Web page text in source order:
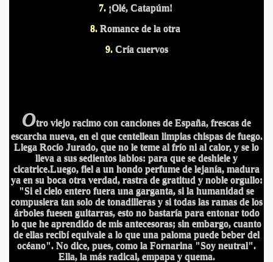
7. ¡Olé, Catapúm!
8. Romance de la otra
9. Cría cuervos
Otro viejo racimo con canciones de España, frescas de
escarcha nueva, en el que centellean limpias chispas de fuego.
Llega Rocío Jurado, que no le teme al frío ni al calor, y se lo
lleva a sus sedientos labios: para que se deshiele y
cicatrice.Luego, fiel a un hondo perfume de lejanía, madura
ya en su boca otra verdad, rastra de gratitud y noble orgullo:
"Si el cielo entero fuera una garganta, si la humanidad se
compusiera tan solo de tonadilleras y si todas las ramas de los
árboles fuesen guitarras, esto no bastaría para entonar todo
lo que he aprendido de mis antecesoras; sin embargo, cuanto
de ellas recibí equivale a lo que una paloma puede beber del
océano". No dice, pues, como la Fornarina "Soy neutral".
Ella, la más radical, empapa y quema.